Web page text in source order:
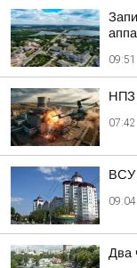
09:51
НПЗ
07:42
ВСУ
09:04
Два